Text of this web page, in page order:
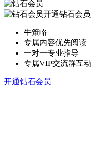
开通钻石会员
牛策略
专属内容优先阅读
一对一专业指导
专属VIP交流群互动
开通钻石会员